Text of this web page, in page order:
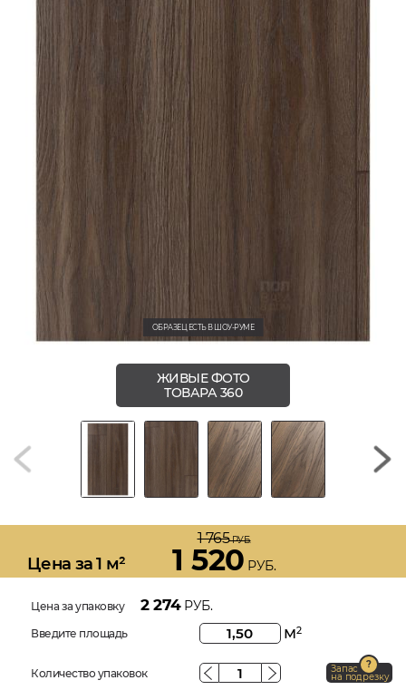
ОБРАЗЕЦ ЕСТЬ В ШОУ-РУМЕ
ЖИВЫЕ ФОТО
ТОВАРА 360
Цена за 1 м²
1 765РУБ.
1 520 РУБ.
Цена за упаковку 2 274РУБ.
Введите площадь м2
Количество упаковок Запас
на подрезку